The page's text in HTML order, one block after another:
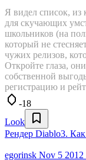
Я видел список, из
для скучающих
школьников (на
который не
чужих релизов,
Откройте глаза,
собственной
регистрацию и
-18
Look
Рендер Diablo3. Как
egorinsk Nov 5 2012